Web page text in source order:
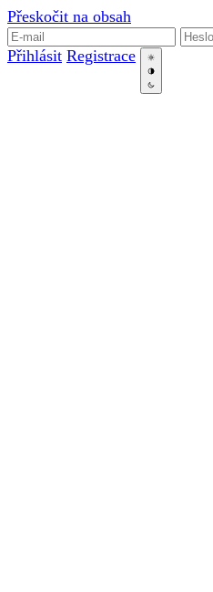
Přeskočit na obsah
Přihlásit Registrace